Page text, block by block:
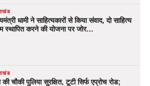
धामी ने साहित्यकारों से किया संवाद, दो साहित्य
स्थापित करने की योजना पर जोर…
की चौकी पुलिया सुरक्षित, टूटी सिर्फ एप्रोच रोड;